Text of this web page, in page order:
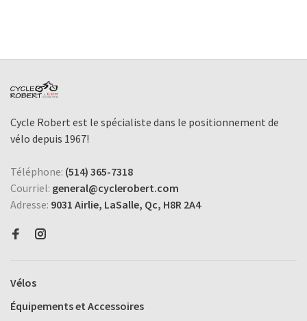
Cycle Robert est le spécialiste dans le positionnement de
vélo depuis 1967!
Téléphone: (514) 365-7318
Courriel: general@cyclerobert.com
Adresse: 9031 Airlie, LaSalle, Qc, H8R 2A4
Vélos
Équipements et Accessoires